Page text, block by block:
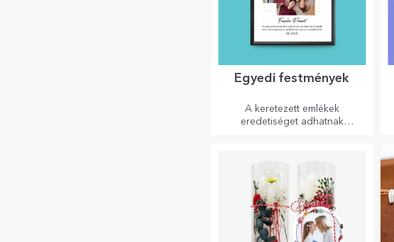
Egyedi festmények
A keretezett emlékek
eredetiséget adhatnak